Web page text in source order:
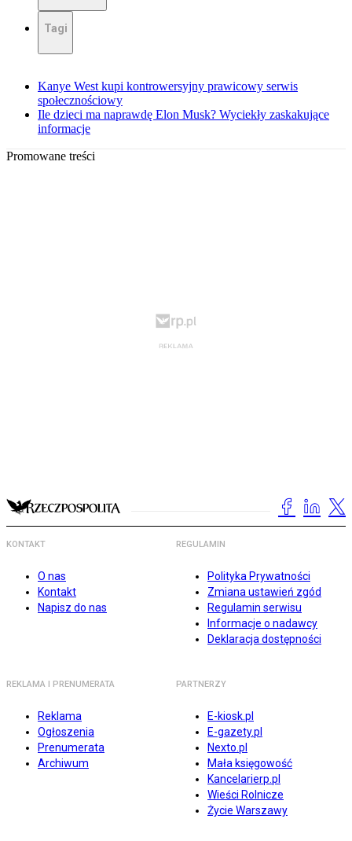
Tagi
Kanye West kupi kontrowersyjny prawicowy serwis
społecznościowy
Ile dzieci ma naprawdę Elon Musk? Wyciekły zaskakujące
informacje
Promowane treści
KONTAKT
O nas
Kontakt
Napisz do nas
REGULAMIN
Polityka Prywatności
Zmiana ustawień zgód
Regulamin serwisu
Informacje o nadawcy
Deklaracja dostępności
REKLAMA I PRENUMERATA
Reklama
Ogłoszenia
Prenumerata
Archiwum
PARTNERZY
E-kiosk.pl
E-gazety.pl
Nexto.pl
Mała księgowość
Kancelarierp.pl
Wieści Rolnicze
Życie Warszawy